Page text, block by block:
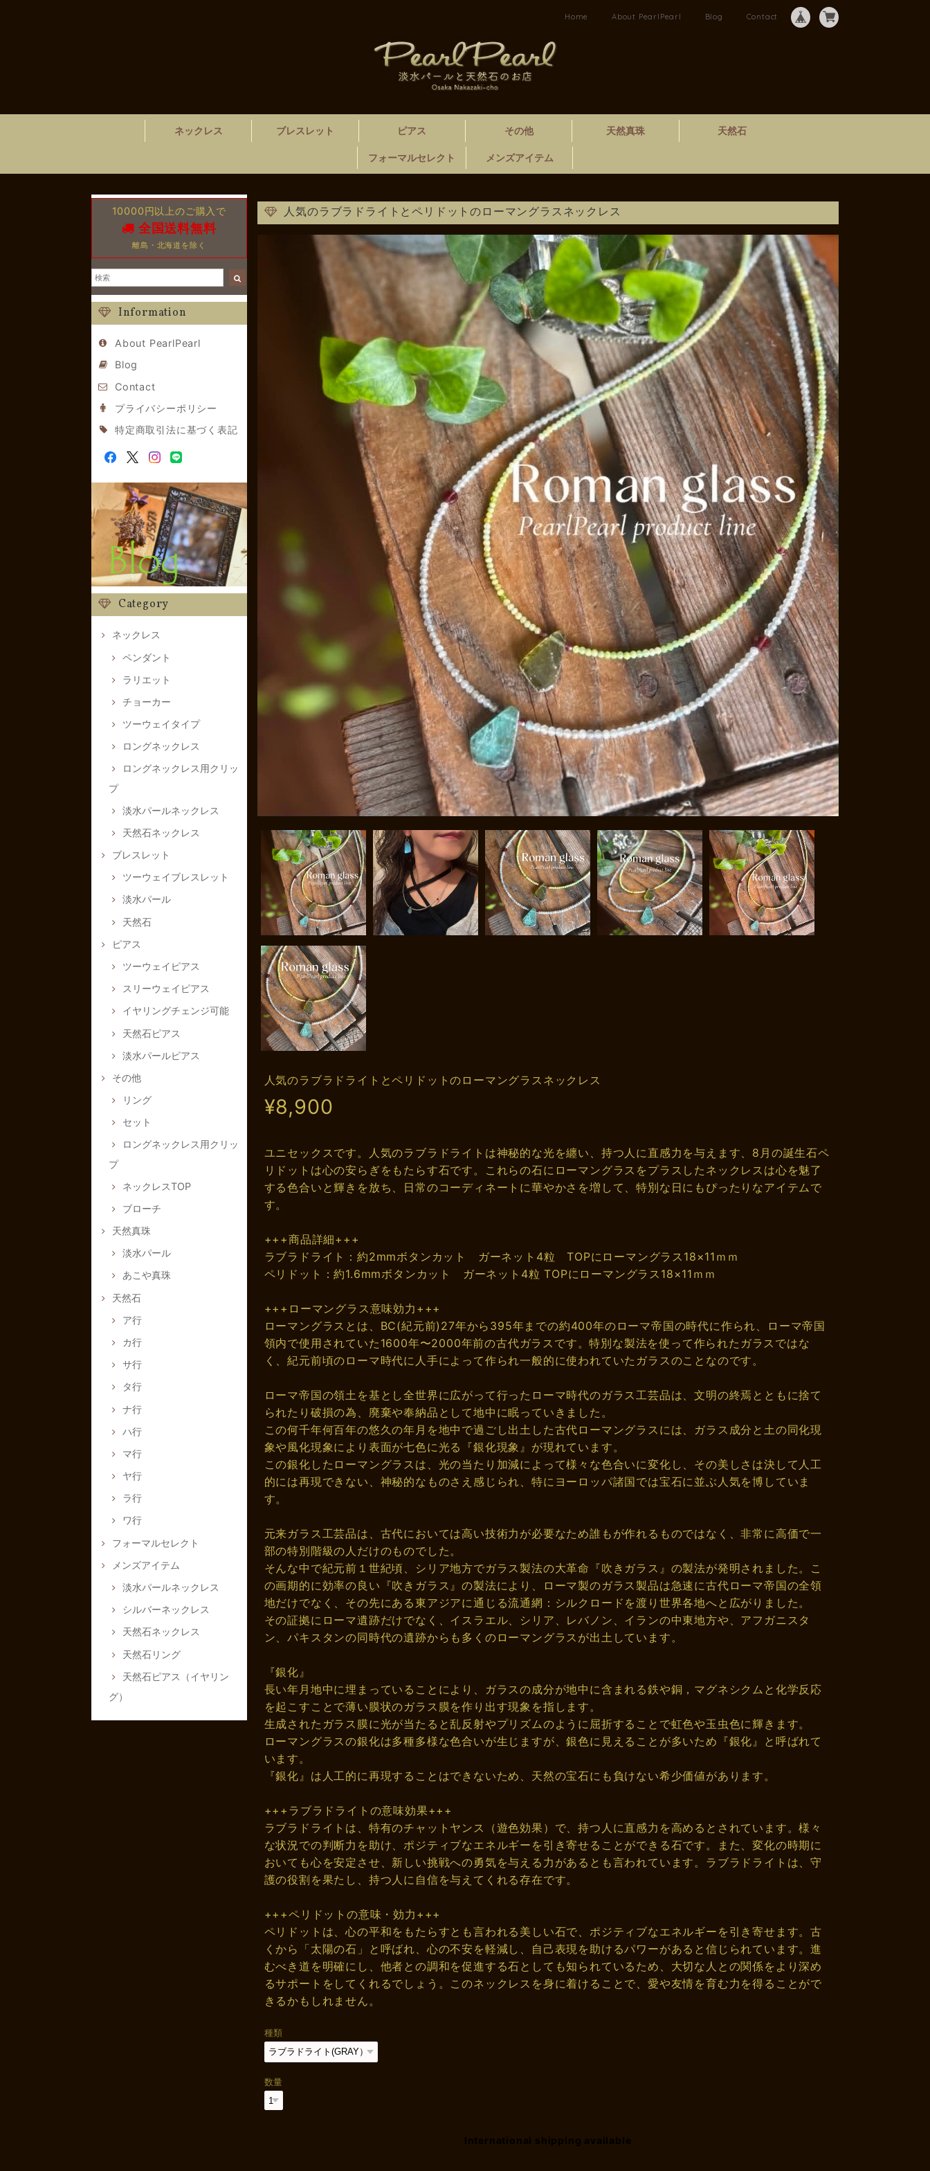
Home About PearlPearl Blog Contact
ネックレス ブレスレット ピアス その他 天然真珠 天然石
フォーマルセレクト メンズアイテム
10000円以上のご購入で
全国送料無料
離島・北海道を除く
Information
About PearlPearl
Blog
Contact
プライバシーポリシー
特定商取引法に基づく表記
Category
ネックレス
ペンダント
ラリエット
チョーカー
ツーウェイタイプ
ロングネックレス
ロングネックレス用クリッ
プ
淡水パールネックレス
天然石ネックレス
ブレスレット
ツーウェイブレスレット
淡水パール
天然石
ピアス
ツーウェイピアス
スリーウェイピアス
イヤリングチェンジ可能
天然石ピアス
淡水パールピアス
その他
リング
セット
ロングネックレス用クリッ
プ
ネックレスTOP
ブローチ
天然真珠
淡水パール
あこや真珠
天然石
ア行
カ行
サ行
タ行
ナ行
ハ行
マ行
ヤ行
ラ行
ワ行
フォーマルセレクト
メンズアイテム
淡水パールネックレス
シルバーネックレス
天然石ネックレス
天然石リング
天然石ピアス（イヤリン
グ）
人気のラブラドライトとペリドットのローマングラスネックレス
人気のラブラドライトとペリドットのローマングラスネックレス
¥8,900
ユニセックスです。人気のラブラドライトは神秘的な光を纏い、持つ人に直感力を与えます、8月の誕生石ペ
リドットは心の安らぎをもたらす石です。これらの石にローマングラスをプラスしたネックレスは心を魅了
する色合いと輝きを放ち、日常のコーディネートに華やかさを増して、特別な日にもぴったりなアイテムで
す。
+++商品詳細+++
ラブラドライト：約2mmボタンカット ガーネット4粒 TOPにローマングラス18×11ｍｍ
ペリドット：約1.6mmボタンカット ガーネット4粒 TOPにローマングラス18×11ｍｍ
+++ローマングラス意味効力+++
ローマングラスとは、BC(紀元前)27年から395年までの約400年のローマ帝国の時代に作られ、ローマ帝国
領内で使用されていた1600年〜2000年前の古代ガラスです。特別な製法を使って作られたガラスではな
く、紀元前頃のローマ時代に人手によって作られ一般的に使われていたガラスのことなのです。
ローマ帝国の領土を基とし全世界に広がって行ったローマ時代のガラス工芸品は、文明の終焉とともに捨て
られたり破損の為、廃棄や奉納品として地中に眠っていきました。
この何千年何百年の悠久の年月を地中で過ごし出土した古代ローマングラスには、ガラス成分と土の同化現
象や風化現象により表面が七色に光る『銀化現象』が現れています。
この銀化したローマングラスは、光の当たり加減によって様々な色合いに変化し、その美しさは決して人工
的には再現できない、神秘的なものさえ感じられ、特にヨーロッパ諸国では宝石に並ぶ人気を博していま
す。
元来ガラス工芸品は、古代においては高い技術力が必要なため誰もが作れるものではなく、非常に高価で一
部の特別階級の人だけのものでした。
そんな中で紀元前１世紀頃、シリア地方でガラス製法の大革命『吹きガラス』の製法が発明されました。こ
の画期的に効率の良い『吹きガラス』の製法により、ローマ製のガラス製品は急速に古代ローマ帝国の全領
地だけでなく、その先にある東アジアに通じる流通網：シルクロードを渡り世界各地へと広がりました。
その証拠にローマ遺跡だけでなく、イスラエル、シリア、レバノン、イランの中東地方や、アフガニスタ
ン、パキスタンの同時代の遺跡からも多くのローマングラスが出土しています。
『銀化』
長い年月地中に埋まっていることにより、ガラスの成分が地中に含まれる鉄や銅，マグネシクムと化学反応
を起こすことで薄い膜状のガラス膜を作り出す現象を指します。
生成されたガラス膜に光が当たると乱反射やプリズムのように屈折することで虹色や玉虫色に輝きます。
ローマングラスの銀化は多種多様な色合いが生じますが、銀色に見えることが多いため『銀化』と呼ばれて
います。
『銀化』は人工的に再現することはできないため、天然の宝石にも負けない希少価値があります。
+++ラブラドライトの意味効果+++
ラブラドライトは、特有のチャットヤンス（遊色効果）で、持つ人に直感力を高めるとされています。様々
な状況での判断力を助け、ポジティブなエネルギーを引き寄せることができる石です。また、変化の時期に
おいても心を安定させ、新しい挑戦への勇気を与える力があるとも言われています。ラブラドライトは、守
護の役割を果たし、持つ人に自信を与えてくれる存在です。
+++ペリドットの意味・効力+++
ペリドットは、心の平和をもたらすとも言われる美しい石で、ポジティブなエネルギーを引き寄せます。古
くから「太陽の石」と呼ばれ、心の不安を軽減し、自己表現を助けるパワーがあると信じられています。進
むべき道を明確にし、他者との調和を促進する石としても知られているため、大切な人との関係をより深め
るサポートをしてくれるでしょう。このネックレスを身に着けることで、愛や友情を育む力を得ることがで
きるかもしれません。
種類
数量
International shipping available